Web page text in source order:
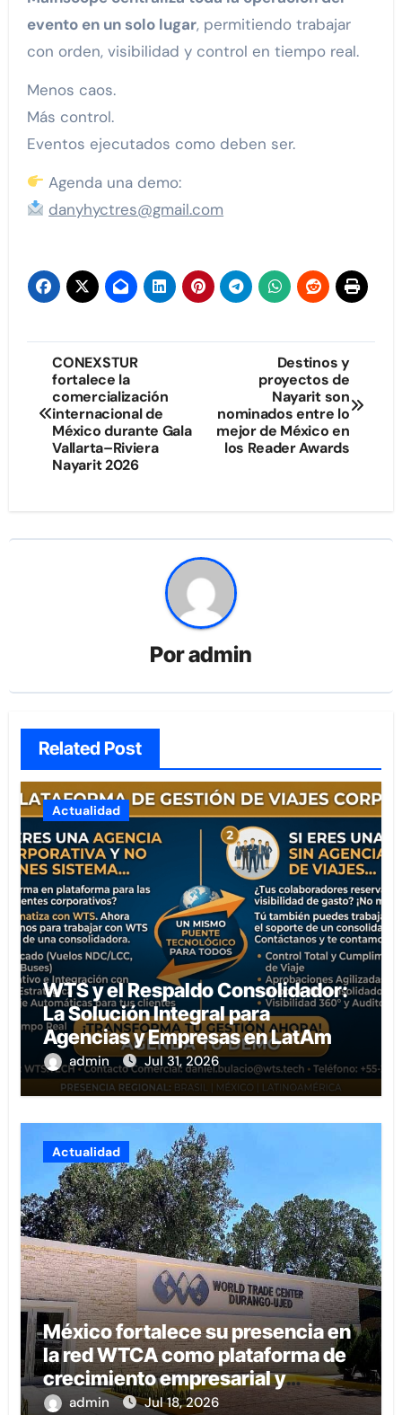
evento en un solo lugar, permitiendo trabajar
con orden, visibilidad y control en tiempo real.
Menos caos.
Más control.
Eventos ejecutados como deben ser.
Agenda una demo:
danyhyctres@gmail.com
Navegación
de
entradas
CONEXSTUR
fortalece la
comercialización
internacional de
México durante Gala
Vallarta–Riviera
Nayarit 2026
Destinos y
proyectos de
Nayarit son
nominados entre lo
mejor de México en
los Reader Awards
Poradmin
Related Post
Actualidad
WTS y el Respaldo Consolidador:
La Solución Integral para
Agencias y Empresas en LatAm
admin Jul 31, 2026
Actualidad
México fortalece su presencia en
la red WTCA como plataforma de
crecimiento empresarial y
conexión internacional
admin Jul 18, 2026